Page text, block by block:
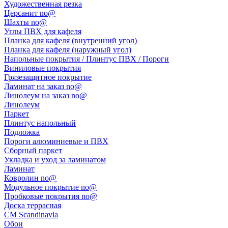
Художественная резка
Церсанит no@
Шахты no@
Углы ПВХ для кафеля
Планка для кафеля (внутренний угол)
Планка для кафеля (наружный угол)
Напольные покрытия / Плинтус ПВХ / Пороги
Виниловые покрытия
Грязезащитное покрытие
Ламинат на заказ no@
Линолеум на заказ no@
Линолеум
Паркет
Плинтус напольный
Подложка
Пороги алюминиевые и ПВХ
Сборный паркет
Укладка и уход за ламинатом
Ламинат
Ковролин no@
Модульное покрытие no@
Пробковые покрытия no@
Доска террасная
CM Scandinavia
Обои